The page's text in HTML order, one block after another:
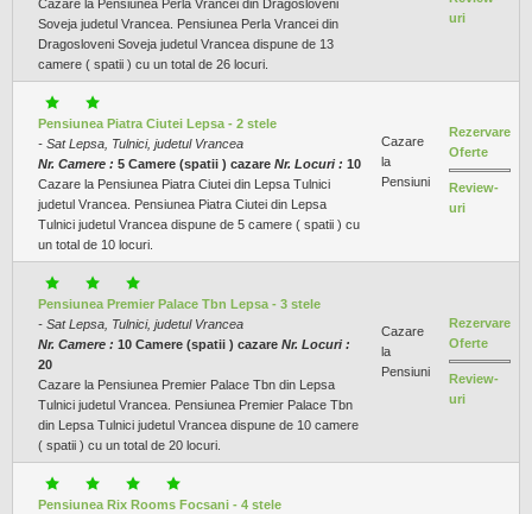
Cazare la Pensiunea Perla Vrancei din Dragosloveni
Soveja judetul Vrancea. Pensiunea Perla Vrancei din
Dragosloveni Soveja judetul Vrancea dispune de 13
camere ( spatii ) cu un total de 26 locuri.
uri
Pensiunea Piatra Ciutei Lepsa - 2 stele
- Sat Lepsa, Tulnici, judetul Vrancea
Nr. Camere : 5 Camere (spatii ) cazare Nr. Locuri : 10
Cazare la Pensiunea Piatra Ciutei din Lepsa Tulnici
judetul Vrancea. Pensiunea Piatra Ciutei din Lepsa
Tulnici judetul Vrancea dispune de 5 camere ( spatii ) cu
un total de 10 locuri.
Cazare
la
Pensiuni
Rezervare
Oferte
Review-
uri
Pensiunea Premier Palace Tbn Lepsa - 3 stele
- Sat Lepsa, Tulnici, judetul Vrancea
Nr. Camere : 10 Camere (spatii ) cazare Nr. Locuri :
20
Cazare la Pensiunea Premier Palace Tbn din Lepsa
Tulnici judetul Vrancea. Pensiunea Premier Palace Tbn
din Lepsa Tulnici judetul Vrancea dispune de 10 camere
( spatii ) cu un total de 20 locuri.
Cazare
la
Pensiuni
Rezervare
Oferte
Review-
uri
Pensiunea Rix Rooms Focsani - 4 stele